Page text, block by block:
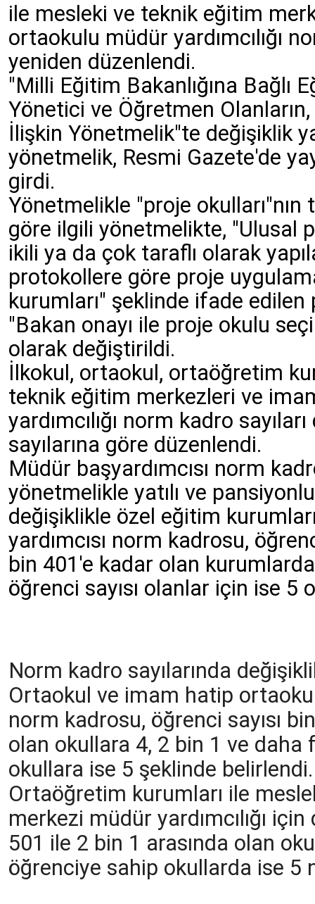
ile mesleki ve teknik eğitim
ortaokulu müdür yardımcılığı
yeniden düzenlendi.
"Milli Eğitim Bakanlığına Bağlı
Yönetici ve Öğretmen
İlişkin Yönetmelik"te değişiklik
yönetmelik, Resmi Gazete'de
girdi.
Yönetmelikle "proje okulları"nın
göre ilgili yönetmelikte, "Ulusal
ikili ya da çok taraflı olarak
protokollere göre proje
kurumları" şeklinde ifade edilen
"Bakan onayı ile proje okulu
olarak değiştirildi.
İlkokul, ortaokul, ortaöğretim
teknik eğitim merkezleri ve
yardımcılığı norm kadro
sayılarına göre düzenlendi.
Müdür başyardımcısı norm
yönetmelikle yatılı ve
değişiklikle özel eğitim
yardımcısı norm kadrosu,
bin 401'e kadar olan
öğrenci sayısı olanlar için ise 5
Norm kadro sayılarında
Ortaokul ve imam hatip
norm kadrosu, öğrenci sayısı
olan okullara 4, 2 bin 1 ve daha
okullara ise 5 şeklinde belirlendi.
Ortaöğretim kurumları ile
merkezi müdür yardımcılığı
501 ile 2 bin 1 arasında olan
öğrenciye sahip okullarda ise 5